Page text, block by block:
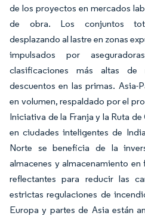
de los proyectos en mercados
de obra. Los conjuntos
desplazando al lastre en zonas
impulsados por
clasificaciones más altas
descuentos en las primas. Asia-
en volumen, respaldado por el
Iniciativa de la Franja y la Ruta
en ciudades inteligentes de
Norte se beneficia de la
almacenes y almacenamiento
reflectantes para reducir las
estrictas regulaciones de
Europa y partes de Asia están